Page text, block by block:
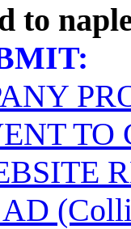
to
TO
AD